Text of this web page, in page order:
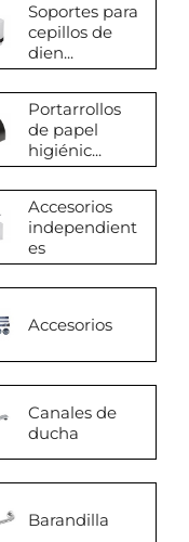
Soportes para
cepillos de
dien...
Portarrollos
de papel
higiénic...
Accesorios
independient
es
Accesorios
Canales de
ducha
Barandilla